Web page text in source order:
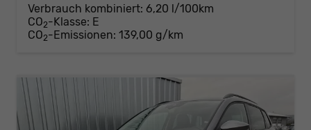
Verbrauch kombiniert: 6,20 l/100km
CO2-Klasse: E
CO2-Emissionen: 139,00 g/km